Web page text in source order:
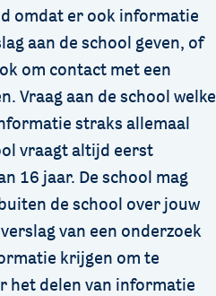
omdat er ook informatie
aan de school geven, of
om contact met een
Vraag aan de school welke
straks allemaal
vraagt altijd eerst
16 jaar. De school mag
de school over jouw
van een onderzoek
krijgen om te
het delen van informatie